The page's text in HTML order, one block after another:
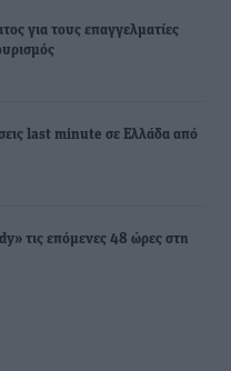
για τους επαγγελματίες
last minute σε Ελλάδα από
τις επόμενες 48 ώρες στη